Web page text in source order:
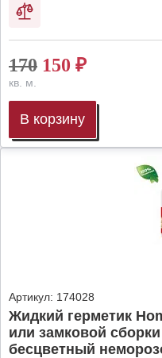
170 150 ₽
кв. м.
В корзину
Артикул: 174028
Жидкий герметик
или замковой
бесцветный